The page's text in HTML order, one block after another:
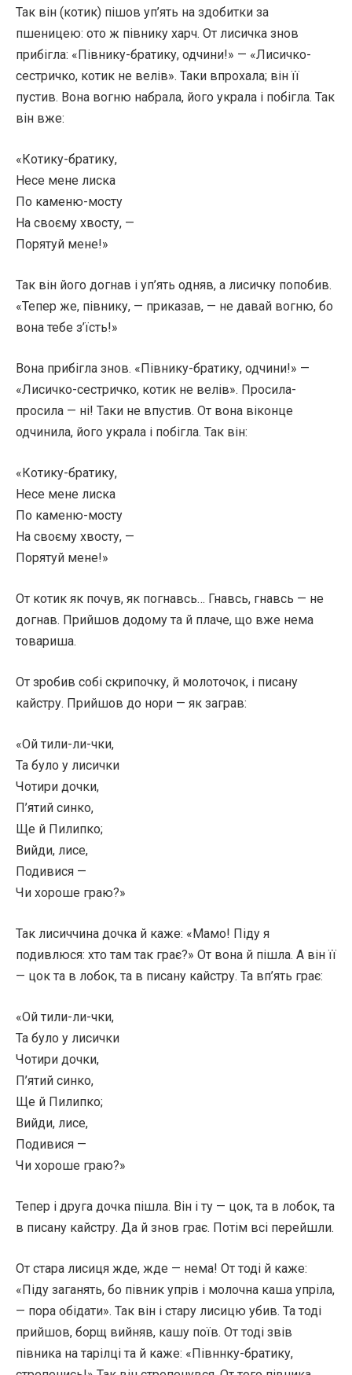
Так він (котик) пішов уп’ять на здобитки за
пшеницею: ото ж півнику харч. От лисичка знов
прибігла: «Півнику-братику, одчини!» — «Лисичко-
сестричко, котик не велів». Таки впрохала; він її
пустив. Вона вогню набрала, його украла і побігла. Так
він вже:
«Котику-братику,
Несе мене лиска
По каменю-мосту
На своєму хвосту, —
Порятуй мене!»
Так він його догнав і уп’ять одняв, а лисичку попобив.
«Тепер же, півнику, — приказав, — не давай вогню, бо
вона тебе з’їсть!»
Вона прибігла знов. «Півнику-братику, одчини!» —
«Лисичко-сестричко, котик не велів». Просила-
просила — ні! Таки не впустив. От вона віконце
одчинила, його украла і побігла. Так він:
«Котику-братику,
Несе мене лиска
По каменю-мосту
На своєму хвосту, —
Порятуй мене!»
От котик як почув, як погнавсь… Гнавсь, гнавсь — не
догнав. Прийшов додому та й плаче, що вже нема
товариша.
От зробив собі скрипочку, й молоточок, і писану
кайстру. Прийшов до нори — як заграв:
«Ой тили-ли-чки,
Та було у лисички
Чотири дочки,
П’ятий синко,
Ще й Пилипко;
Вийди, лисе,
Подивися —
Чи хороше граю?»
Так лисиччина дочка й каже: «Мамо! Піду я
подивлюся: хто там так грає?» От вона й пішла. А він її
— цок та в лобок, та в писану кайстру. Та вп’ять грає:
«Ой тили-ли-чки,
Та було у лисички
Чотири дочки,
П’ятий синко,
Ще й Пилипко;
Вийди, лисе,
Подивися —
Чи хороше граю?»
Тепер і друга дочка пішла. Він і ту — цок, та в лобок, та
в писану кайстру. Да й знов грає. Потім всі перейшли.
От стара лисиця жде, жде — нема! От тоді й каже:
«Піду заганять, бо півник упрів і молочна каша упріла,
— пора обідати». Так він і стару лисицю убив. Та тоді
прийшов, борщ вийняв, кашу поїв. От тоді звів
півника на тарілці та й каже: «Півннку-братику,